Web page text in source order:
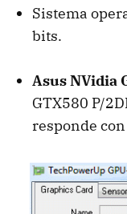
Sistema
bits.
Asus NVidia
GTX580 P/
responde